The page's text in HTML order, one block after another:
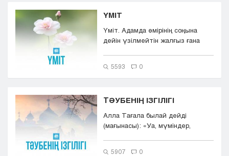
ҮМІТ
Үміт. Адамда өмірінің соңына
дейін үзілмейтін жалғыз ғана
5593 0
TӘУБЕНІҢ ІЗГІЛІГІ
Алла Тағала былай дейді
(мағынасы): «Уа, мүміндер,
5907 0